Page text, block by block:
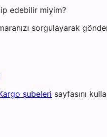
edebilir miyim?
sorgulayarak
şubeleri sayfasını